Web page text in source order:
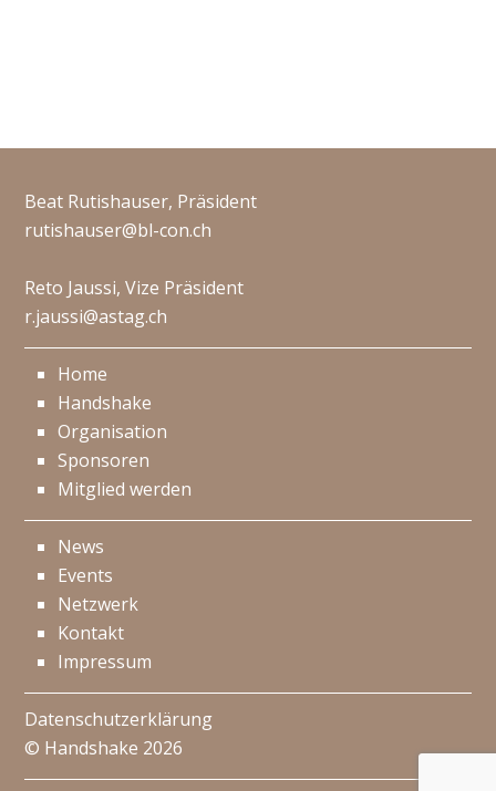
Beat Rutishauser, Präsident
rutishauser@bl-con.ch
Reto Jaussi, Vize Präsident
r.jaussi@astag.ch
Home
Handshake
Organisation
Sponsoren
Mitglied werden
News
Events
Netzwerk
Kontakt
Impressum
Datenschutzerklärung
© Handshake 2026